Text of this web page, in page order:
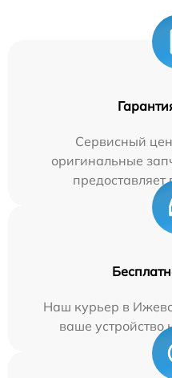
Сервисный
оригинальные
предоставляет
Наш курьер в
ваше устройство